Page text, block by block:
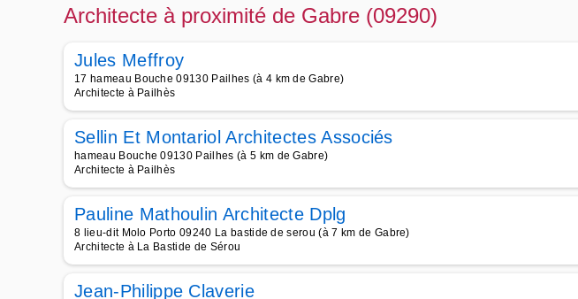
Architecte à proximité de Gabre (09290)
Jules Meffroy
17 hameau Bouche 09130 Pailhes (à 4 km de Gabre)
Architecte à Pailhès
Sellin Et Montariol Architectes Associés
hameau Bouche 09130 Pailhes (à 5 km de Gabre)
Architecte à Pailhès
Pauline Mathoulin Architecte Dplg
8 lieu-dit Molo Porto 09240 La bastide de serou (à 7 km de Gabre)
Architecte à La Bastide de Sérou
Jean-Philippe Claverie